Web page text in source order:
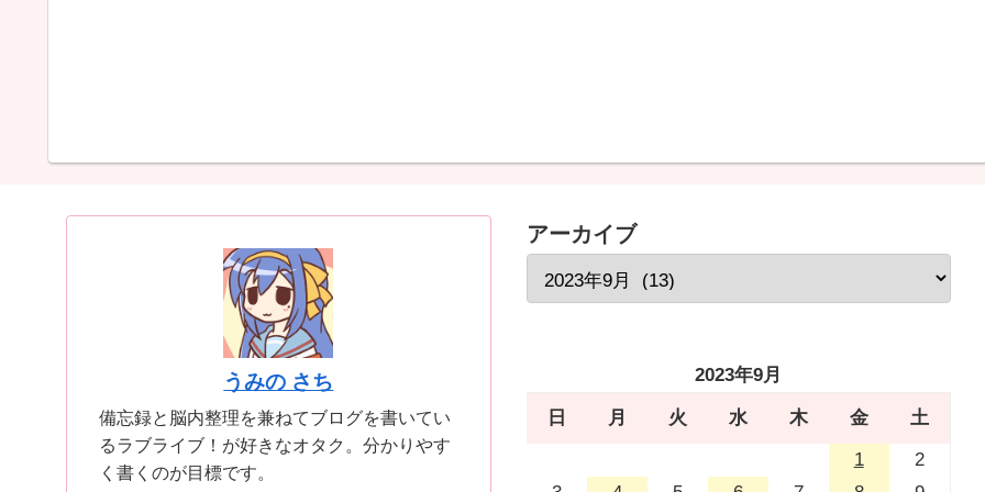
うみの さち
備忘録と脳内整理を兼ねてブログを書いてい
るラブライブ！が好きなオタク。分かりやす
く書くのが目標です。
アーカイブ
2023年9月
日 月 火 水 木 金
土
1
2